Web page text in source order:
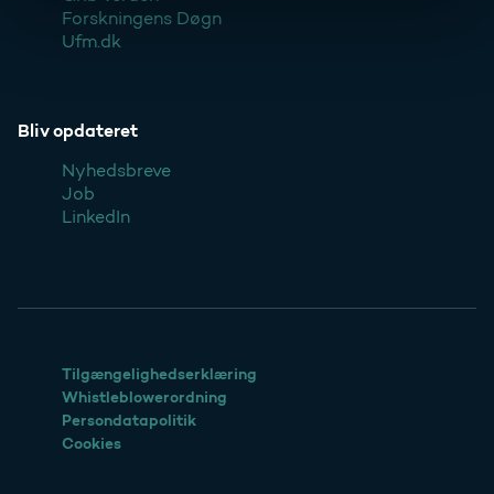
Forskningens Døgn
Ufm.dk
Bliv opdateret
Nyhedsbreve
Job
LinkedIn
Tilgængelighedserklæring
Whistleblowerordning
Persondatapolitik
Cookies